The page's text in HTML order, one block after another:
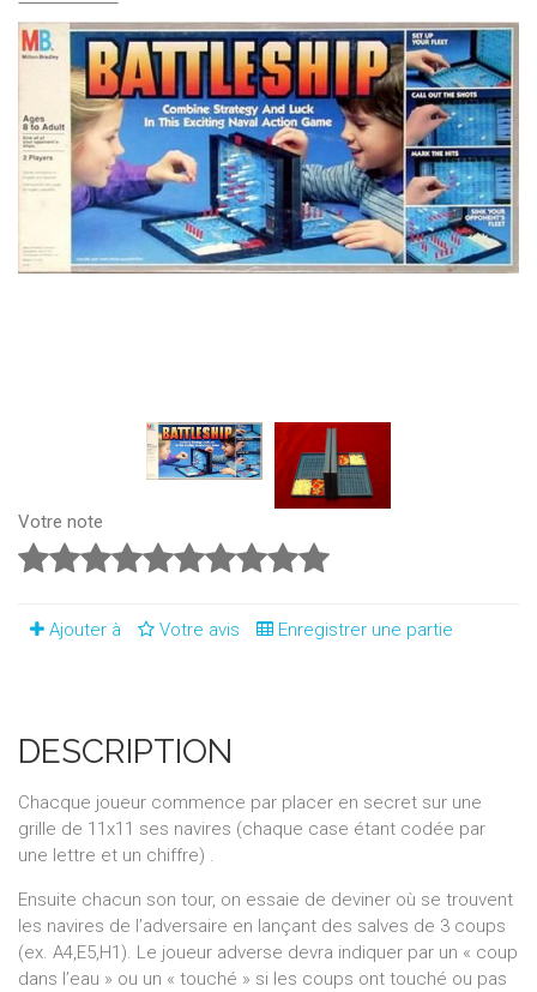
Votre note
Ajouter à Votre avis Enregistrer une partie
DESCRIPTION
Chacque joueur commence par placer en secret sur une
grille de 11x11 ses navires (chaque case étant codée par
une lettre et un chiffre) .
Ensuite chacun son tour, on essaie de deviner où se trouvent
les navires de l’adversaire en lançant des salves de 3 coups
(ex. A4,E5,H1). Le joueur adverse devra indiquer par un « coup
dans l’eau » ou un « touché » si les coups ont touché ou pas